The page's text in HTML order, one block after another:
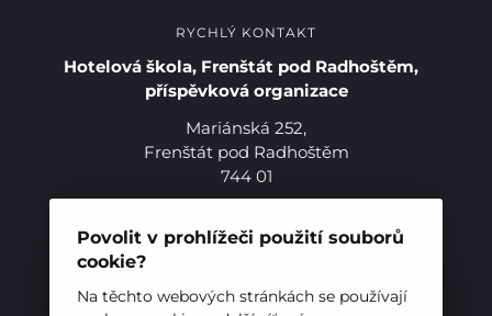
Povolit v prohlížeči použití souborů
cookie?
Na těchto webových stránkách se používají
RYCHLÝ KONTAKT
Hotelová škola, Frenštát pod Radhoštěm,
příspěvková organizace
Mariánská 252,
Frenštát pod Radhoštěm
744 01
E-mail:sekretariat@hotelovkafren.cz
Datová schránka: bc5jrez
IČ: 00576441